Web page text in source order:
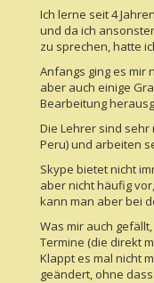
Ich lerne seit 4
und da ich
zu sprechen, hatte
Anfangs ging es mir
aber auch einige
Bearbeitung
Die Lehrer sind
Peru) und arbeiten
Skype bietet nicht
aber nicht häufig
kann man aber bei
Was mir auch
Termine (die direkt
Klappt es mal nicht
geändert, ohne